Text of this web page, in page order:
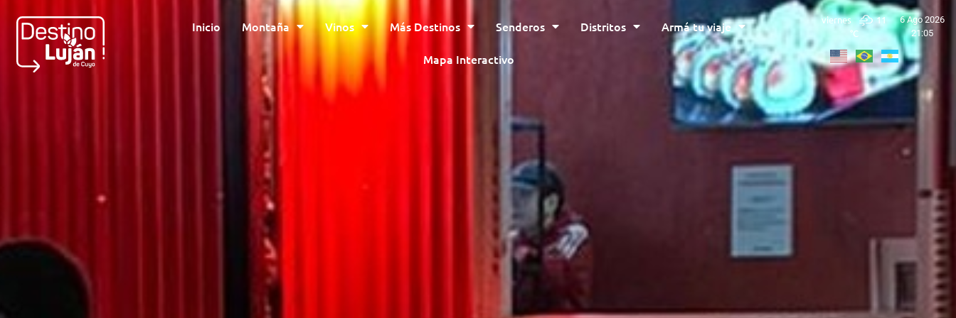
Inicio Montaña Vinos Más Destinos Senderos Distritos Armá tu viaje
Mapa Interactivo
viernes
11
°C
6 Ago 2026
21:05